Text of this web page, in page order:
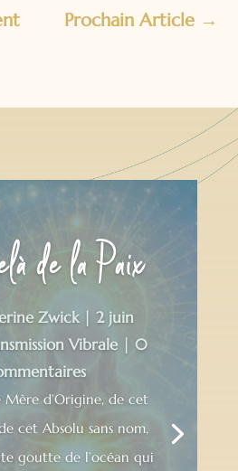
Prochain Article→
de la Paix
Zwick|2 juin
Vibrale| 0
Mère d’Origine, de cet
cet Absolu sans nom,
goutte de l’océan qui